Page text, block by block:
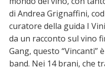
di Andrea Grignaffini,
curatore della guida I
da un racconto sul vino
Gang, questo “Vincanti”
band. Nei 14 brani, che